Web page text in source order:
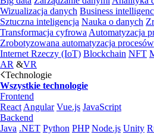
Wizualizacja danych Business
Sztuczna inteligencja Nauka o danych
Transformacja cyfrowa Automatyzacja
Zrobotyzowana automatyzacja procesów
Internet Rzeczy (IoT) Blockchain NFT
AR &VR
Technologie
Wszystkie technologie
Frontend
React Angular Vue.js JavaScript
Backend
Java .NET Python PHP Node.js Unity